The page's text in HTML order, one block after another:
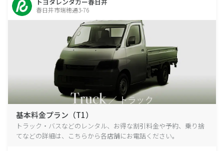
春日井市瑞穂通3-76
基本料金プラン（T1）
トラック・バスなどのレンタル、お得な割引料金や予約、乗り捨
てなどの詳細は、こちらから各店舗にお電話ください。